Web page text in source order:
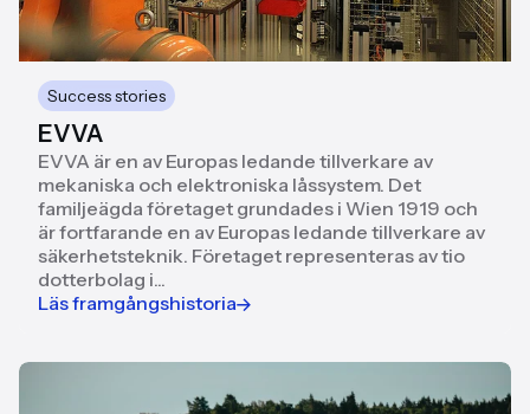
Success stories
EVVA
EVVA är en av Europas ledande tillverkare av
mekaniska och elektroniska låssystem. Det
familjeägda företaget grundades i Wien 1919 och
är fortfarande en av Europas ledande tillverkare av
säkerhetsteknik. Företaget representeras av tio
dotterbolag i...
Läs framgångshistoria